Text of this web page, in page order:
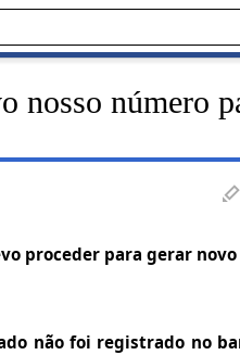
nosso número
proceder para gerar
não foi registrado no